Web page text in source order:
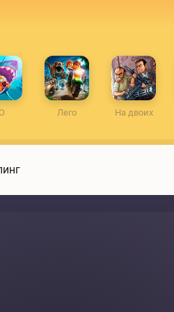
Лего На двоих